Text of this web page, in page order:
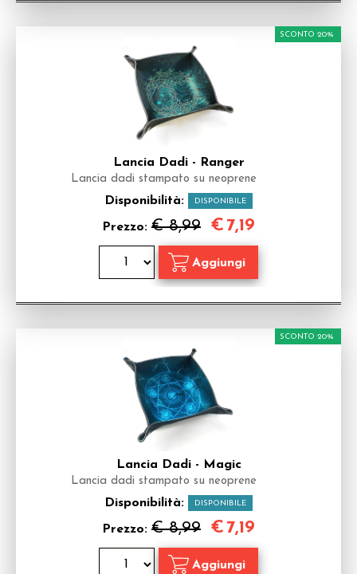
Lancia Dadi - Ranger
Lancia dadi stampato su neoprene
Disponibilità: DISPONIBILE
Prezzo: € 8,99
SCONTO 20%
€ 7,19
Lancia Dadi - Magic
Lancia dadi stampato su neoprene
Disponibilità: DISPONIBILE
Prezzo: € 8,99
SCONTO 20%
€ 7,19